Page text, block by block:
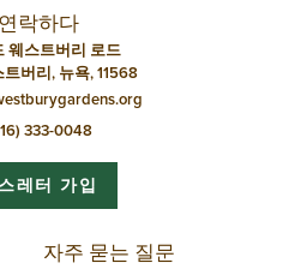
연락하다
웨스트버리 로드
버리, 뉴욕, 11568
333-0048
레터 가입
자주 묻는 질문